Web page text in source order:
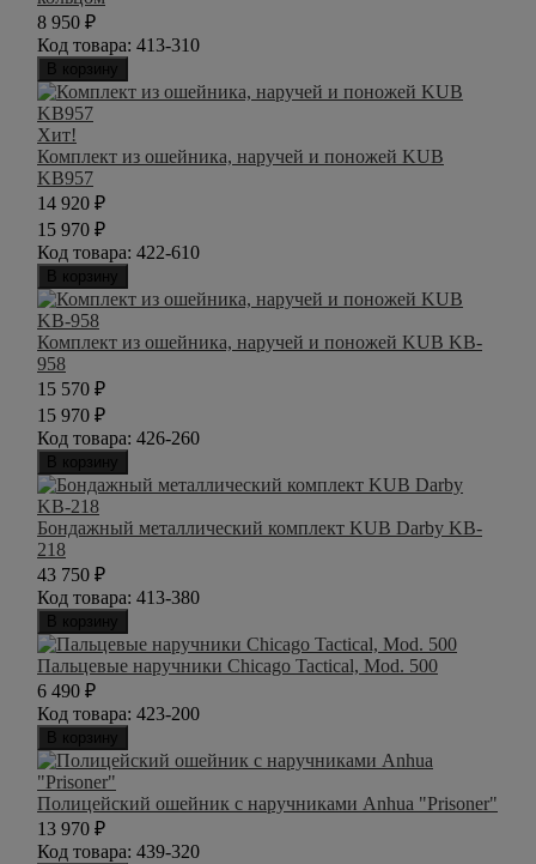
8 950 ₽
Код товара: 413-310
В корзину
Хит!
Комплект из ошейника, наручей и поножей KUB
KB957
14 920 ₽
15 970 ₽
Код товара: 422-610
В корзину
Комплект из ошейника, наручей и поножей KUB KB-
958
15 570 ₽
15 970 ₽
Код товара: 426-260
В корзину
Бондажный металлический комплект KUB Darby KB-
218
43 750 ₽
Код товара: 413-380
В корзину
Пальцевые наручники Chicago Tactical, Mod. 500
6 490 ₽
Код товара: 423-200
В корзину
Полицейский ошейник с наручниками Anhua "Prisoner"
13 970 ₽
Код товара: 439-320